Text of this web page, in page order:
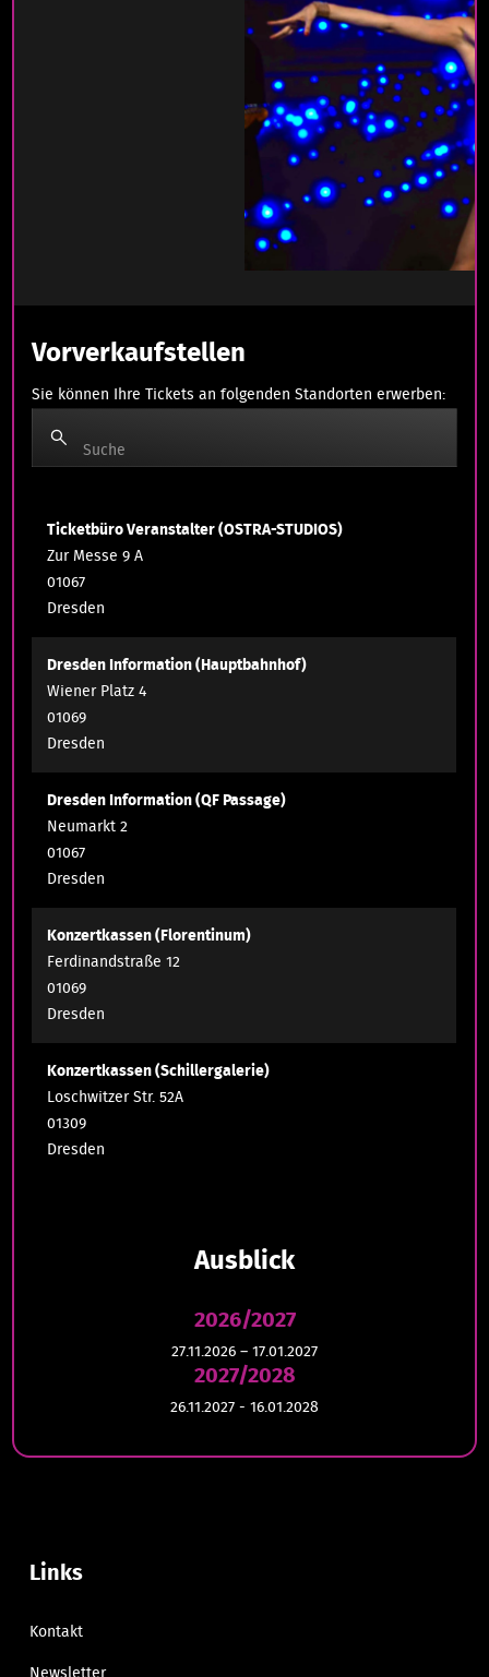
Vorverkaufstellen
Sie können Ihre Tickets an folgenden Standorten erwerben:
Suche
Ticketbüro Veranstalter (OSTRA-STUDIOS)
Zur Messe 9 A
01067
Dresden
Dresden Information (Hauptbahnhof)
Wiener Platz 4
01069
Dresden
Dresden Information (QF Passage)
Neumarkt 2
01067
Dresden
Konzertkassen (Florentinum)
Ferdinandstraße 12
01069
Dresden
Konzertkassen (Schillergalerie)
Loschwitzer Str. 52A
01309
Dresden
Ausblick
2026/2027
27.11.2026 – 17.01.2027
2027/2028
26.11.2027 - 16.01.2028
Links
Kontakt
Newsletter